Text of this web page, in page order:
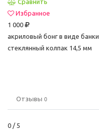
Сравнить
Избранное
1 000
акриловый бонг в виде банки
стеклянный колпак 14,5 мм
Отзывы 0
0 / 5